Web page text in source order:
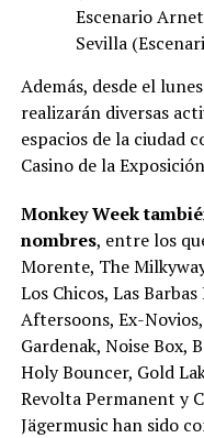
Escenario
Sevilla
Además, desde el
realizarán diversas
espacios de la ciudad
Casino de la
Monkey Week
nombres, entre los
Morente, The
Los Chicos, Las
Aftersoons, Ex-
Gardenak, Noise Box,
Holy Bouncer, Gold
Revolta Permanent y
Jägermusic han sido